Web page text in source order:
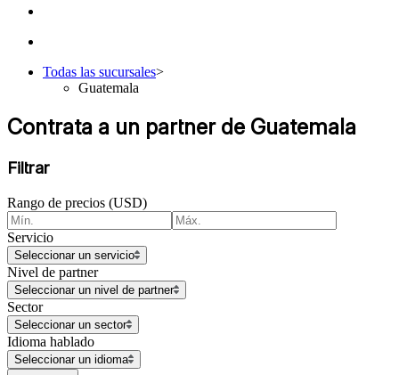
Todas las sucursales>
Guatemala
Contrata a un partner de Guatemala
Filtrar
Rango de precios (USD)
Servicio
Seleccionar un servicio
Nivel de partner
Seleccionar un nivel de partner
Sector
Seleccionar un sector
Idioma hablado
Seleccionar un idioma